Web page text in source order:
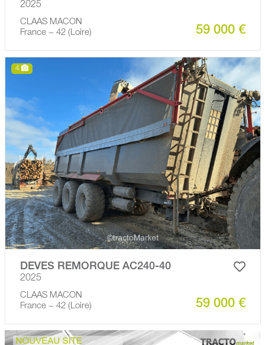
2025
CLAAS MACON
France − 42 (Loire)
59 000 €
4
DEVES REMORQUE AC240-40
2025
CLAAS MACON
France − 42 (Loire)
59 000 €